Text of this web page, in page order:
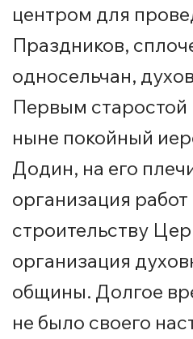
центром для
Праздников,
односельчан,
Первым
ныне покойный
Додин, на его
организация работ
строительству
организация
общины. Долгое
не было своего